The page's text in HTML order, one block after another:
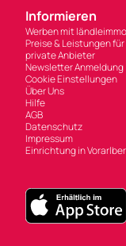
Hilfe
AGB
Datenschutz
Impressum
Einrichtung in Vorarlberg